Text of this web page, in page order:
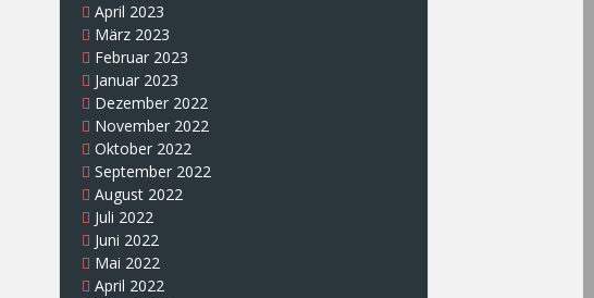
April 2023
März 2023
Februar 2023
Januar 2023
Dezember 2022
November 2022
Oktober 2022
September 2022
August 2022
Juli 2022
Juni 2022
Mai 2022
April 2022